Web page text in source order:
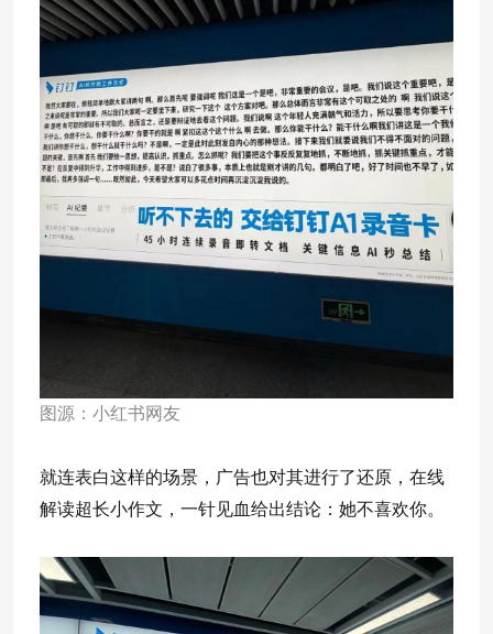
图源：小红书网友
就连表白这样的场景，广告也对其进行了还原，在线
解读超长小作文，一针见血给出结论：她不喜欢你。